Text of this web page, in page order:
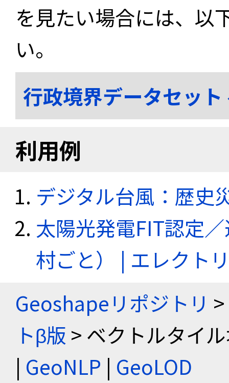
を見たい場合には、以
い。
行政境界データセッ
利用例
デジタル台風：歴史
太陽光発電FIT認定
村ごと） | エレクト
Geoshapeリポジトリ >
トβ版 > ベクトルタイ
| GeoNLP | GeoLOD